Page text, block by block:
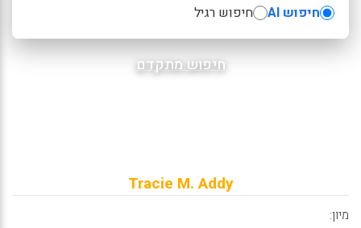
חיפוש AI חיפוש רגיל
חיפוש מתקדם
Tracie M. Addy
מיון: